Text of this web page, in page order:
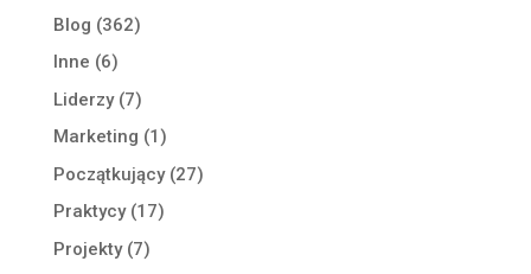
Blog (362)
Inne (6)
Liderzy(7)
Marketing (1)
Początkujący(27)
Praktycy(17)
Projekty(7)